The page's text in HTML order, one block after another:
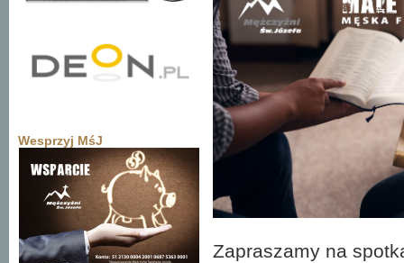
Wesprzyj MśJ
Zapraszamy na